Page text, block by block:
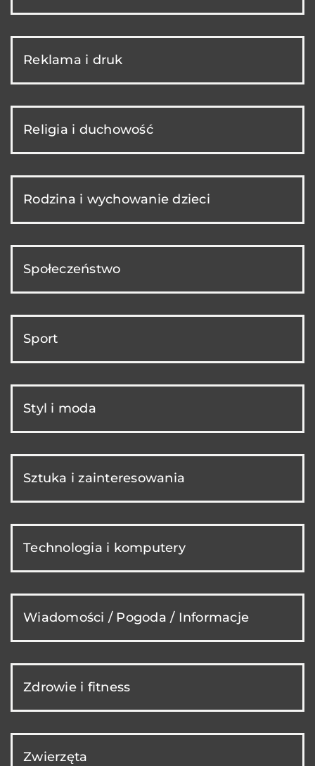
Reklama i druk
Religia i duchowość
Rodzina i wychowanie dzieci
Społeczeństwo
Sport
Styl i moda
Sztuka i zainteresowania
Technologia i komputery
Wiadomości / Pogoda / Informacje
Zdrowie i fitness
Zwierzęta